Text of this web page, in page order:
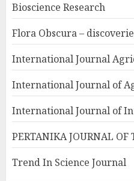
Bioscience Research
Flora Obscura –
International Journal
International Journal of
International Journal of
PERTANIKA JOURNAL OF
Trend In Science Journal